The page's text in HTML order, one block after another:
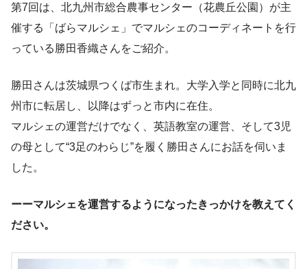
第7回は、北九州市総合農事センター（花農丘公園）が主
催する「ばらマルシェ」でマルシェのコーディネートを行
っている勝田香織さんをご紹介。
勝田さんは茨城県つくば市生まれ。大学入学と同時に北九
州市に転居し、以降はずっと市内に在住。
マルシェの運営だけでなく、英語教室の運営、そして3児
の母として“3足のわらじ”を履く勝田さんにお話を伺いま
した。
ーーマルシェを運営するようになったきっかけを教えてく
ださい。